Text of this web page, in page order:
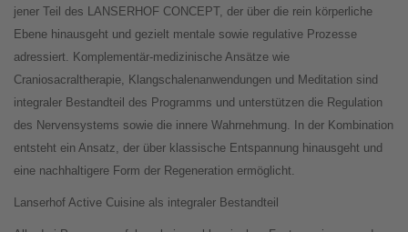
jener Teil des LANSERHOF CONCEPT, der über die rein körperliche
Ebene hinausgeht und gezielt mentale sowie regulative Prozesse
adressiert. Komplementär-medizinische Ansätze wie
Craniosacraltherapie, Klangschalenanwendungen und Meditation sind
integraler Bestandteil des Programms und unterstützen die Regulation
des Nervensystems sowie die innere Wahrnehmung. In der Kombination
entsteht ein Ansatz, der über klassische Entspannung hinausgeht und
eine nachhaltigere Form der Regeneration ermöglicht.
Lanserhof Active Cuisine als integraler Bestandteil